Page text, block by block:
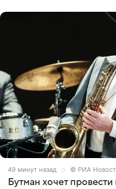
49 минут назад © РИА
Бутман хочет